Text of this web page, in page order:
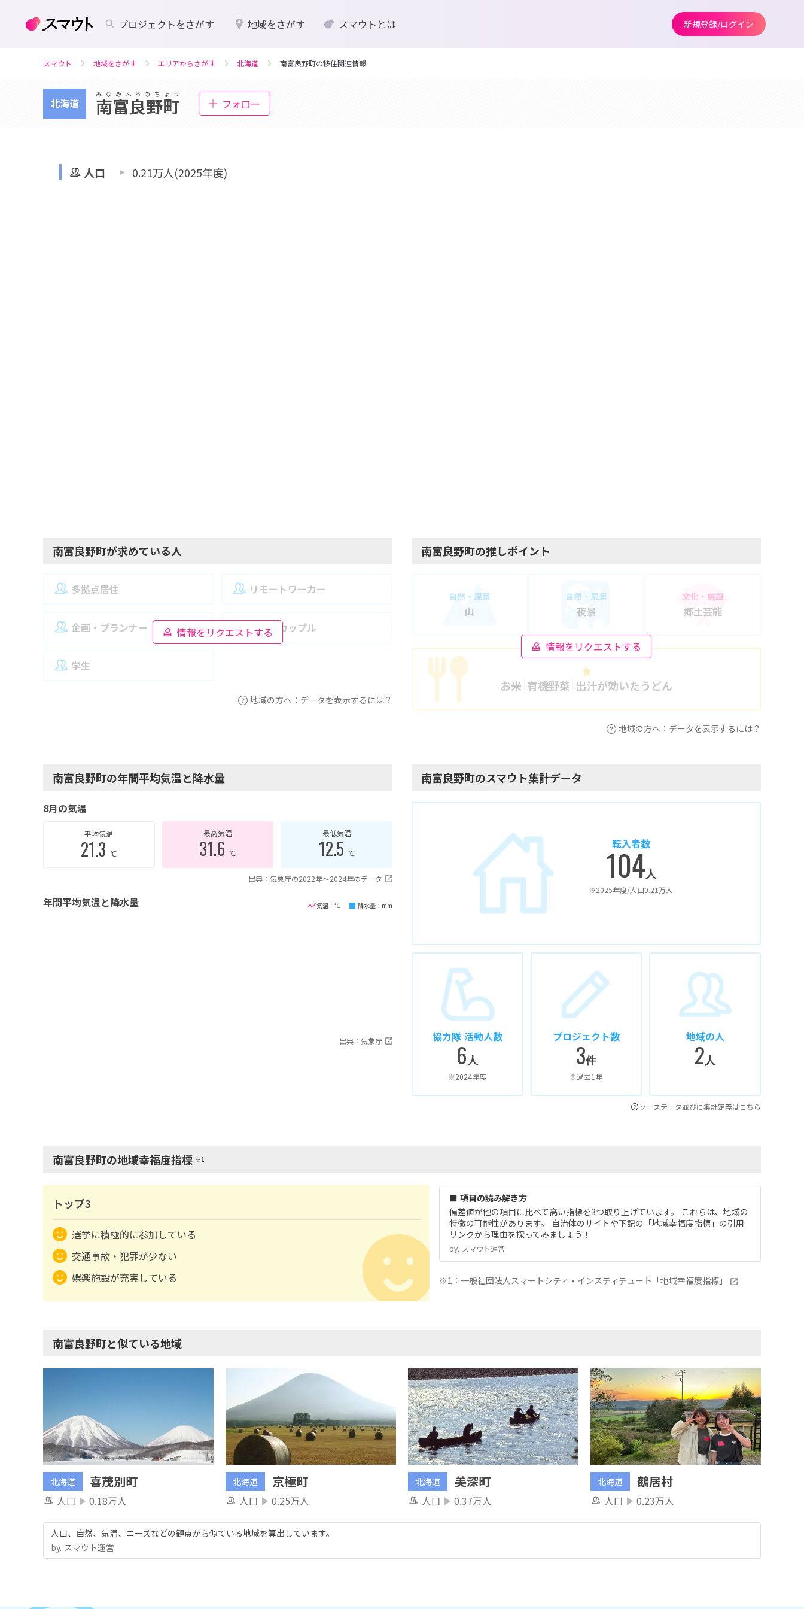
プロジェクトをさがす 地域をさがす スマウトとは 新規登録/ログイン
スマウト 地域をさがす エリアからさがす 北海道 南富良野町の移住関連情報
北海道
みなみふらのちょう
南富良野町 フォロー
人口 0.21万人(2025年度)
南富良野町が求めている人
情報をリクエストする
多拠点居住 リモートワーカー
企画・プランナー 夫婦・カップル
学生
地域の方へ：データを表示するには？
南富良野町の推しポイント
情報をリクエストする
自然・風景
山
自然・風景
夜景
文化・施設
郷土芸能
食
お米 有機野菜 出汁が効いたうどん
地域の方へ：データを表示するには？
南富良野町の年間平均気温と降水量
8月の気温
平均気温
21.3℃
最高気温
31.6℃
最低気温
12.5 ℃
出典：気象庁の2022年〜2024年のデータ
年間平均気温と降水量 気温：℃ 降水量：mm
出典：気象庁
南富良野町のスマウト集計データ
転入者数
104人
※2025年度/人口0.21万人
協力隊 活動人数
6人
※2024年度
プロジェクト数
3件
※過去1年
地域の人
2人
ソースデータ並びに集計定義はこちら
南富良野町の地域幸福度指標 ※1
トップ3
選挙に積極的に参加している
交通事故・犯罪が少ない
娯楽施設が充実している
■ 項目の読み解き方
偏差値が他の項目に比べて高い指標を3つ取り上げています。 これらは、地域の
特徴の可能性があります。 自治体のサイトや下記の「地域幸福度指標」の引用
リンクから理由を探ってみましょう！
by.︎ スマウト運営
※1：一般社団法人スマートシティ・インスティテュート「地域幸福度指標」
南富良野町と似ている地域
北海道 喜茂別町
人口 0.18万人
北海道 京極町
人口 0.25万人
北海道 美深町
人口 0.37万人
北海道 鶴居村
人口 0.23万人
人口、自然、気温、ニーズなどの観点から似ている地域を算出しています。
by.︎ スマウト運営